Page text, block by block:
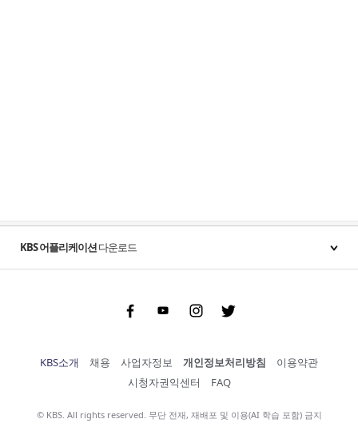
KBS 어플리케이션다운로드
FacebookYoutubeInstgram Twitter
KBS소개 채용 사업자정보 개인정보처리방침
이용약관
시청자권익센터
FAQ
© KBS. All rights reserved. 무단 전재, 재배포 및 이용(AI 학습 포함) 금지